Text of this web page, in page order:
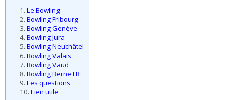
1. Le Bowling
2. Bowling Fribourg
3. Bowling Genève
4. Bowling Jura
5. Bowling Neuchâtel
6. Bowling Valais
7. Bowling Vaud
8. Bowling Berne FR
9. Les questions
10. Lien utile